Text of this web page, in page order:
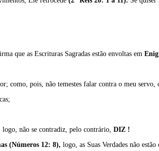
que as Escrituras Sagradas estão envoltas em
como, pois, não temestes falar contra o meu servo,
logo, não se contradiz, pelo contrário, DIZ !
(Números 12: 8), logo, as Suas Verdades não